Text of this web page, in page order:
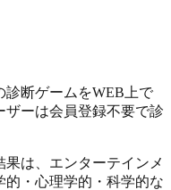
診断ゲームをWEB上で
ーは会員登録不要で診
は、エンターテインメ
的・心理学的・科学的な